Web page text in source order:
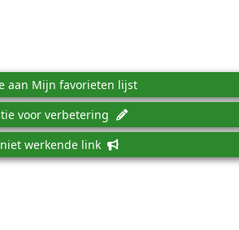
aan Mijn favorieten lijst
voor verbetering
werkende link